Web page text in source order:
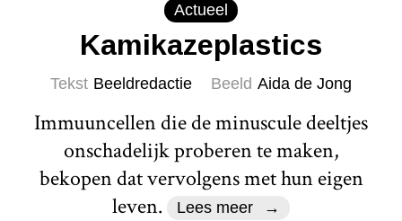
Actueel
Kamikazeplastics
Tekst Beeldredactie Beeld Aida de Jong
Immuuncellen die de minuscule deeltjes
onschadelijk proberen te maken,
bekopen dat vervolgens met hun eigen
leven.
Lees meer